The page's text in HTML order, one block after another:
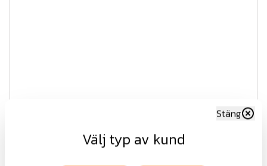
Grindblad industri OGVälj typ av kund
Stäng